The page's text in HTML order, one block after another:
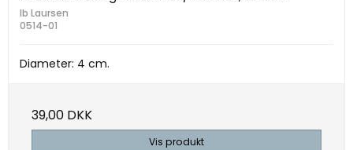
Ib Laursen
0514-01
Diameter: 4 cm.
39,00 DKK
Vis produkt